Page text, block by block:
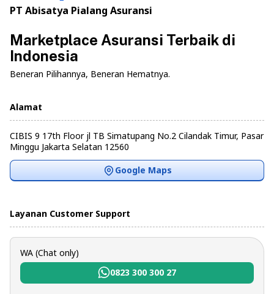
PT Abisatya Pialang Asuransi
Marketplace Asuransi Terbaik di
Indonesia
Beneran Pilihannya, Beneran Hematnya.
Alamat
CIBIS 9 17th Floor jl TB Simatupang No.2 Cilandak Timur, Pasar
Minggu Jakarta Selatan 12560
Google Maps
Layanan Customer Support
WA (Chat only)
0823 300 300 27